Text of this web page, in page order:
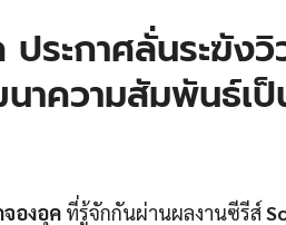
ะกาศลั่นระฆัง
ความสัมพันธ์เ
จองอุค ที่รู้จักกันผ่านผลงานซีรีส์